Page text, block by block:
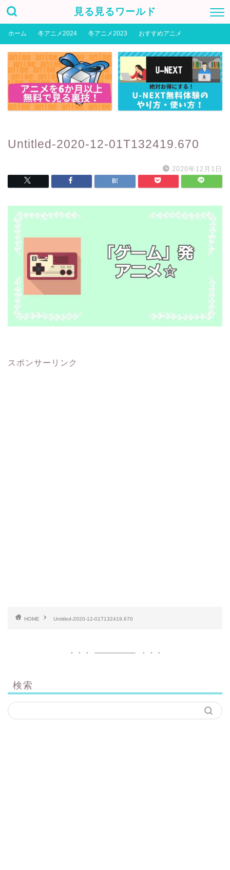
見る見るワールド
ホーム 冬アニメ2024 冬アニメ2023 おすすめアニメ
Untitled-2020-12-01T132419.670
2020年12月1日
スポンサーリンク
HOME Untitled-2020-12-01T132419.670
検索